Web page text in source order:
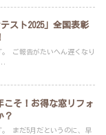
スト2025」全国表彰
り
こそ！お得な窓リフォ
？
まだ5月だというのに、早